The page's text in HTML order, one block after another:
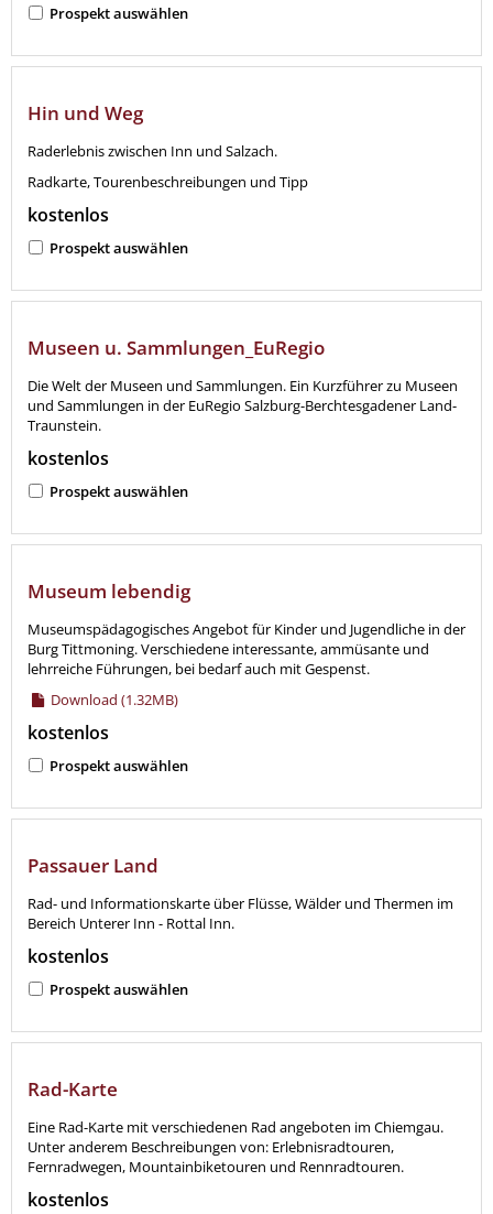
Prospekt auswählen
Hin und Weg
Raderlebnis zwischen Inn und Salzach.
Radkarte, Tourenbeschreibungen und Tipp
kostenlos
Prospekt auswählen
Museen u. Sammlungen_EuRegio
Die Welt der Museen und Sammlungen. Ein Kurzführer zu Museen
und Sammlungen in der EuRegio Salzburg-Berchtesgadener Land-
Traunstein.
kostenlos
Prospekt auswählen
Museum lebendig
Museumspädagogisches Angebot für Kinder und Jugendliche in der
Burg Tittmoning. Verschiedene interessante, ammüsante und
lehrreiche Führungen, bei bedarf auch mit Gespenst.
Download (1.32MB)
kostenlos
Prospekt auswählen
Passauer Land
Rad- und Informationskarte über Flüsse, Wälder und Thermen im
Bereich Unterer Inn - Rottal Inn.
kostenlos
Prospekt auswählen
Rad-Karte
Eine Rad-Karte mit verschiedenen Rad angeboten im Chiemgau.
Unter anderem Beschreibungen von: Erlebnisradtouren,
Fernradwegen, Mountainbiketouren und Rennradtouren.
kostenlos